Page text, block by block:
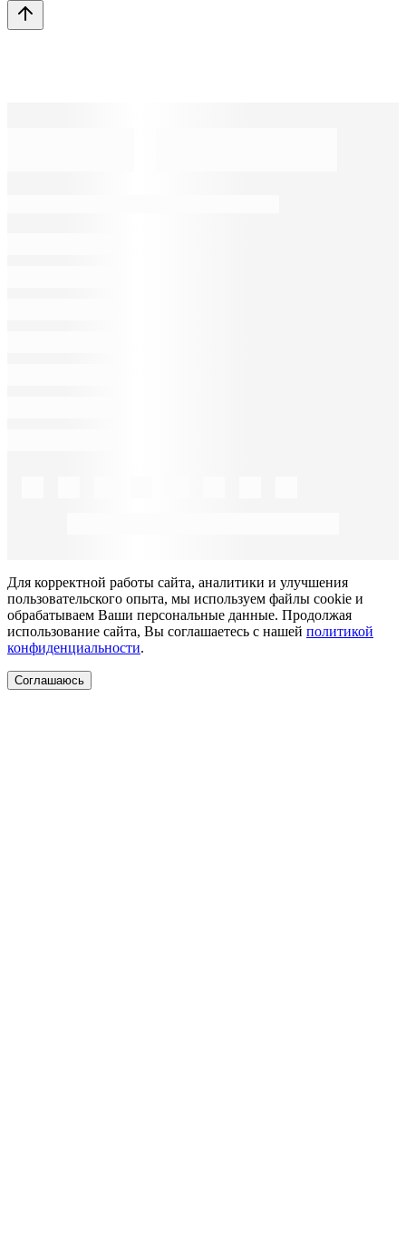
Для корректной работы сайта, аналитики и улучшения
пользовательского опыта, мы используем файлы cookie и
обрабатываем Ваши персональные данные. Продолжая
использование сайта, Вы соглашаетесь с нашей политикой
конфиденциальности.
Соглашаюсь